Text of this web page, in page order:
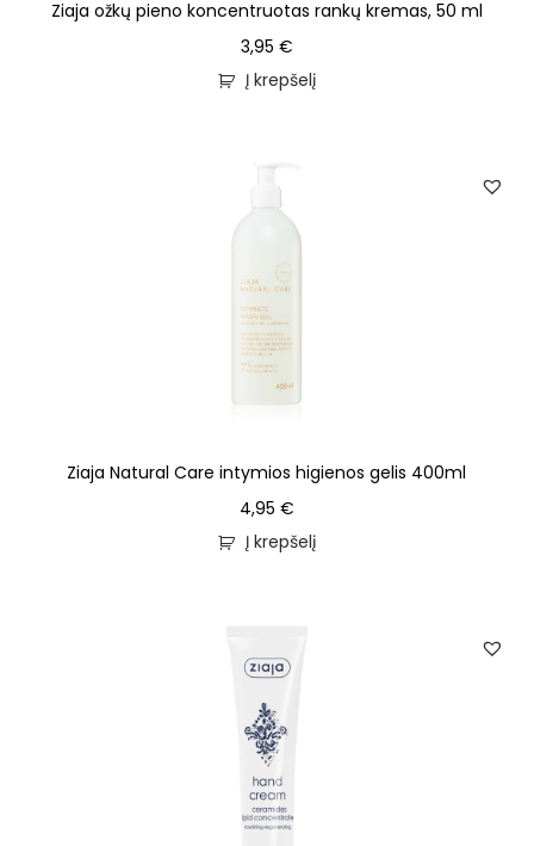
Ziaja ožkų pieno koncentruotas rankų kremas, 50 ml
3,95 €
Į krepšelį
Ziaja Natural Care intymios higienos gelis 400ml
4,95 €
Į krepšelį